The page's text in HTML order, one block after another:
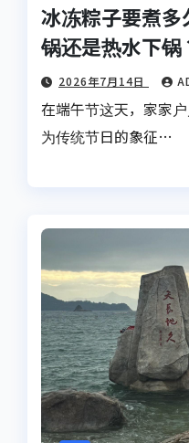
冰冻粽子要煮
锅还是热水下锅
2026年7月14日
在端午节这天，家家
为传统节日的象征…